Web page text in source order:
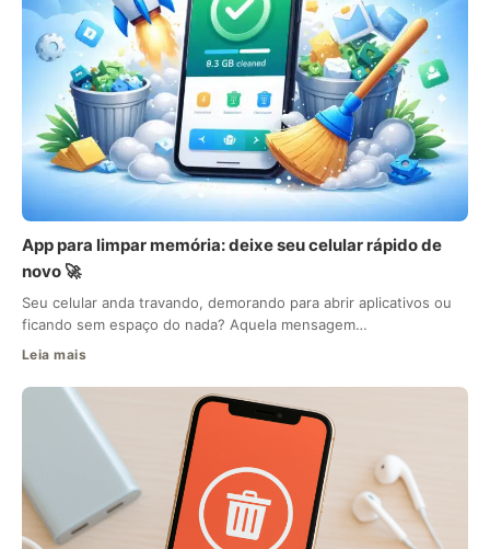
App para limpar memória: deixe seu celular rápido de
novo 🚀
Seu celular anda travando, demorando para abrir aplicativos ou
ficando sem espaço do nada? Aquela mensagem…
Leia mais